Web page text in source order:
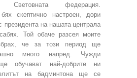
федерация.
скептично настроен, дори
президента на нашата централа
Той обаче разсея моите
че за този период ще
много напред. Чужди
обучават най-добрите ни
на бадминтона ще се